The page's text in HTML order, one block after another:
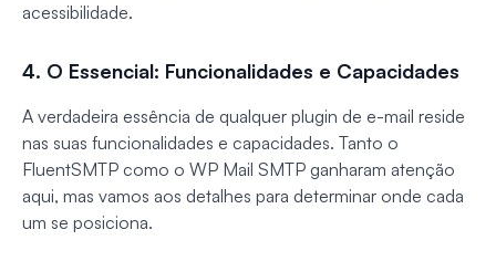
acessibilidade.
4. O Essencial: Funcionalidades e Capacidades
A verdadeira essência de qualquer plugin de e-mail reside
nas suas funcionalidades e capacidades. Tanto o
FluentSMTP como o WP Mail SMTP ganharam atenção
aqui, mas vamos aos detalhes para determinar onde cada
um se posiciona.